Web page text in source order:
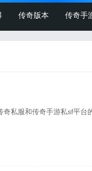
传奇版本 传奇手
私服和传奇手游私sf平